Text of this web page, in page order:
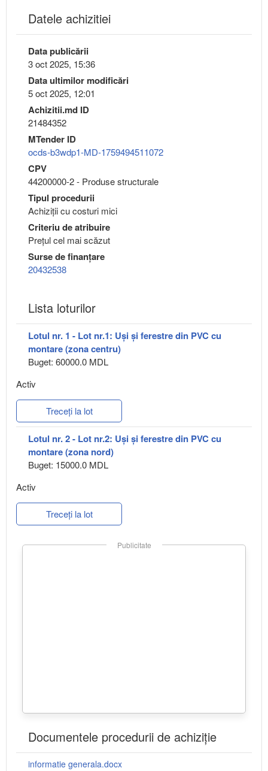
Datele achizitiei
Data publicării
3 oct 2025, 15:36
Data ultimilor modificări
5 oct 2025, 12:01
Achizitii.md ID
21484352
MTender ID
ocds-b3wdp1-MD-1759494511072
CPV
44200000-2 - Produse structurale
Tipul procedurii
Achiziții cu costuri mici
Criteriu de atribuire
Preţul cel mai scăzut
Surse de finanțare
20432538
Lista loturilor
Lotul nr. 1 - Lot nr.1: Uși și ferestre din PVC cu
montare (zona centru)
Buget: 60000.0 MDL
Activ
Treceți la lot
Lotul nr. 2 - Lot nr.2: Uși și ferestre din PVC cu
montare (zona nord)
Buget: 15000.0 MDL
Activ
Treceți la lot
Publicitate
Documentele procedurii de achiziție
informatie generala.docx